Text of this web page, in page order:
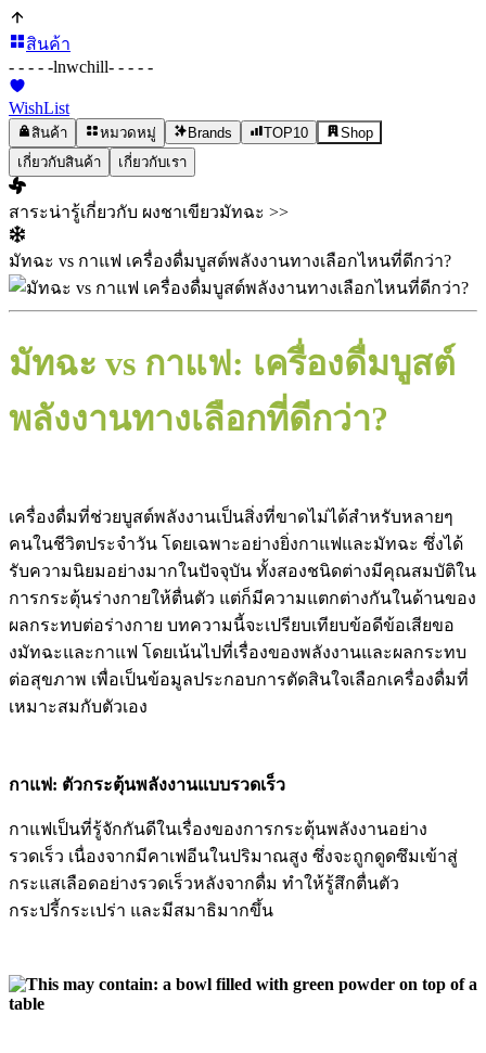
สินค้า
- - - - -lnwchill- - - - -
WishList
สินค้า หมวดหมู่ Brands TOP10
Shop
เกี่ยวกับสินค้า
เกี่ยวกับเรา
สาระน่ารู้เกี่ยวกับ ผงชาเขียวมัทฉะ >>
มัทฉะ vs กาแฟ เครื่องดื่มบูสต์พลังงานทางเลือกไหนที่ดีกว่า?
มัทฉะ vs กาแฟ: เครื่องดื่มบูสต์
พลังงานทางเลือกที่ดีกว่า?
เครื่องดื่มที่ช่วยบูสต์พลังงานเป็นสิ่งที่ขาดไม่ได้สำหรับหลายๆ
คนในชีวิตประจำวัน โดยเฉพาะอย่างยิ่งกาแฟและมัทฉะ ซึ่งได้
รับความนิยมอย่างมากในปัจจุบัน ทั้งสองชนิดต่างมีคุณสมบัติใน
การกระตุ้นร่างกายให้ตื่นตัว แต่ก็มีความแตกต่างกันในด้านของ
ผลกระทบต่อร่างกาย บทความนี้จะเปรียบเทียบข้อดีข้อเสียขอ
งมัทฉะและกาแฟ โดยเน้นไปที่เรื่องของพลังงานและผลกระทบ
ต่อสุขภาพ เพื่อเป็นข้อมูลประกอบการตัดสินใจเลือกเครื่องดื่มที่
เหมาะสมกับตัวเอง
กาแฟ: ตัวกระตุ้นพลังงานแบบรวดเร็ว
กาแฟเป็นที่รู้จักกันดีในเรื่องของการกระตุ้นพลังงานอย่าง
รวดเร็ว เนื่องจากมีคาเฟอีนในปริมาณสูง ซึ่งจะถูกดูดซึมเข้าสู่
กระแสเลือดอย่างรวดเร็วหลังจากดื่ม ทำให้รู้สึกตื่นตัว
กระปรี้กระเปร่า และมีสมาธิมากขึ้น